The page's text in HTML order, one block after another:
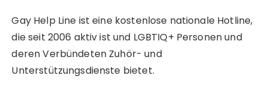
Gay Help Line ist eine kostenlose nationale Hotline,
die seit 2006 aktiv ist und LGBTIQ+ Personen und
deren Verbündeten Zuhör- und
Unterstützungsdienste bietet.